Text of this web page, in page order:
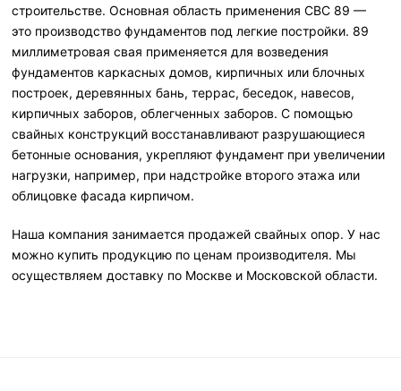
строительстве. Основная область применения СВС 89 —
это производство фундаментов под легкие постройки. 89
миллиметровая свая применяется для возведения
фундаментов каркасных домов, кирпичных или блочных
построек, деревянных бань, террас, беседок, навесов,
кирпичных заборов, облегченных заборов. С помощью
свайных конструкций восстанавливают разрушающиеся
бетонные основания, укрепляют фундамент при увеличении
нагрузки, например, при надстройке второго этажа или
облицовке фасада кирпичом.
Наша компания занимается продажей свайных опор. У нас
можно купить продукцию по ценам производителя. Мы
осуществляем доставку по Москве и Московской области.